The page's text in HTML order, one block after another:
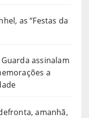
as “Festas da
assinalam
a
amanhã,